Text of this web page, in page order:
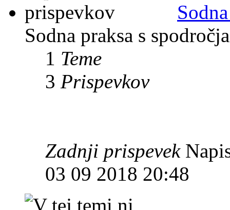
Sodna praksa s
1 Teme
3 Prispevkov
Zadnji prispevek
03 09 2018 20:48